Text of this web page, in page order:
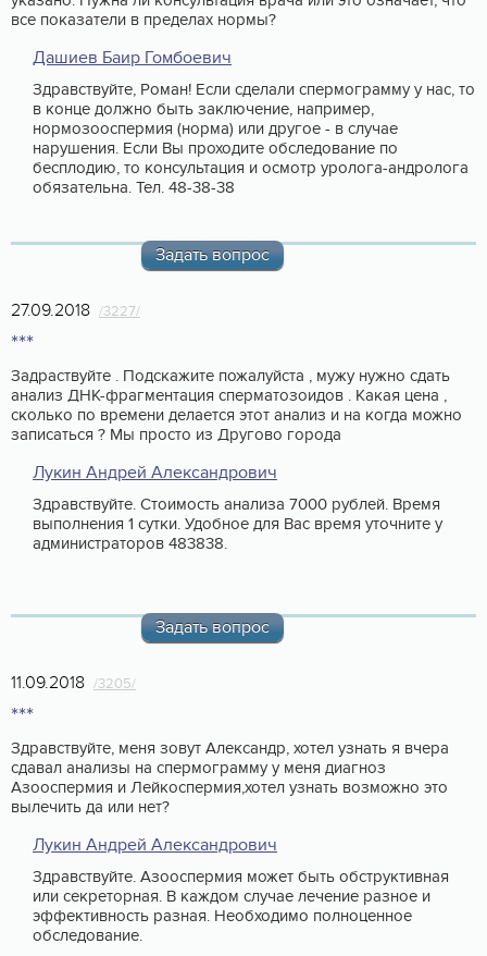
все показатели в пределах нормы?
Задать вопрос
Дашиев Баир Гомбоевич
Здравствуйте, Роман! Если сделали спермограмму у нас, то
в конце должно быть заключение, например,
нормозооспермия (норма) или другое - в случае
нарушения. Если Вы проходите обследование по
бесплодию, то консультация и осмотр уролога-андролога
обязательна. Тел. 48-38-38
27.09.2018 /3227/
***
Задраствуйте . Подскажите пожалуйста , мужу нужно сдать
анализ ДНК-фрагментация сперматозоидов . Какая цена ,
сколько по времени делается этот анализ и на когда можно
записаться ? Мы просто из Другово города
Задать вопрос
Лукин Андрей Александрович
Здравствуйте. Стоимость анализа 7000 рублей. Время
выполнения 1 сутки. Удобное для Вас время уточните у
администраторов 483838.
11.09.2018 /3205/
***
Здравствуйте, меня зовут Александр, хотел узнать я вчера
сдавал анализы на спермограмму у меня диагноз
Азооспермия и Лейкоспермия,хотел узнать возможно это
вылечить да или нет?
Лукин Андрей Александрович
Здравствуйте. Азооспермия может быть обструктивная
или секреторная. В каждом случае лечение разное и
эффективность разная. Необходимо полноценное
обследование.